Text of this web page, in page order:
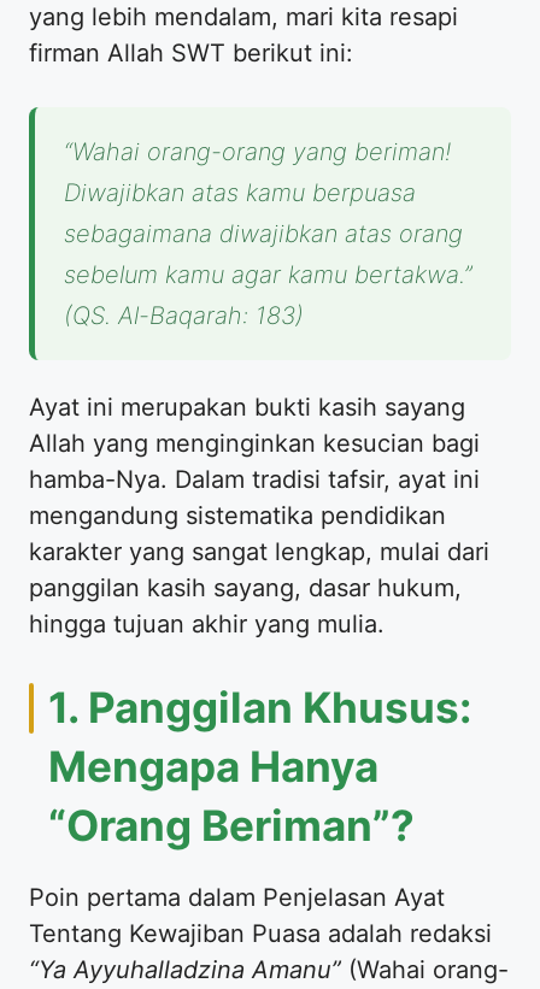
yang lebih mendalam, mari kita resapi
firman Allah SWT berikut ini:
“Wahai orang-orang yang beriman!
Diwajibkan atas kamu berpuasa
sebagaimana diwajibkan atas orang
sebelum kamu agar kamu bertakwa.”
(QS. Al-Baqarah: 183)
Ayat ini merupakan bukti kasih sayang
Allah yang menginginkan kesucian bagi
hamba-Nya. Dalam tradisi tafsir, ayat ini
mengandung sistematika pendidikan
karakter yang sangat lengkap, mulai dari
panggilan kasih sayang, dasar hukum,
hingga tujuan akhir yang mulia.
1. Panggilan Khusus:
Mengapa Hanya
“Orang Beriman”?
Poin pertama dalam Penjelasan Ayat
Tentang Kewajiban Puasa adalah redaksi
“Ya Ayyuhalladzina Amanu” (Wahai orang-